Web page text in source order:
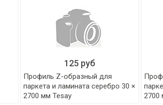
125 руб
Профиль Z-образный для
паркета и ламината серебро 30 ×
2700 мм Tesay
2700